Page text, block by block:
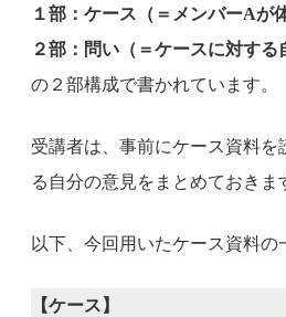
１部：ケース（＝メンバーAが
２部：問い（＝ケースに対する
の２部構成で書かれています。
受講者は、事前にケース資料を
る自分の意見をまとめておきま
以下、今回用いたケース資料の
【ケース】